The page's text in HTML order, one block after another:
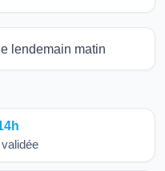
lendemain matin